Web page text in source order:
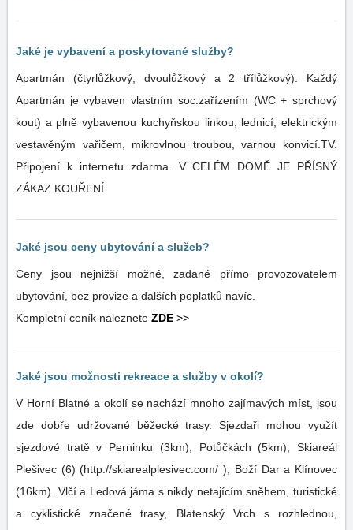
Jaké je vybavení a poskytované služby?
Apartmán (čtyrlůžkový, dvoulůžkový a 2 třílůžkový). Každý
Apartmán je vybaven vlastním soc.zařízením (WC + sprchový
kout) a plně vybavenou kuchyňskou linkou, lednicí, elektrickým
vestavěným vařičem, mikrovlnou troubou, varnou konvicí.TV.
Připojení k internetu zdarma. V CELÉM DOMĚ JE PŘÍSNÝ
ZÁKAZ KOUŘENÍ.
Jaké jsou ceny ubytování a služeb?
Ceny jsou nejnižší možné, zadané přímo provozovatelem
ubytování, bez provize a dalších poplatků navíc.
Kompletní ceník naleznete ZDE >>
Jaké jsou možnosti rekreace a služby v okolí?
V Horní Blatné a okolí se nachází mnoho zajímavých míst, jsou
zde dobře udržované běžecké trasy. Sjezdaři mohou využít
sjezdové tratě v Perninku (3km), Potůčkách (5km), Skiareál
Plešivec (6) (http://skiarealplesivec.com/ ), Boží Dar a Klínovec
(16km). Vlčí a Ledová jáma s nikdy netajícím sněhem, turistické
a cyklistické značené trasy, Blatenský Vrch s rozhlednou,